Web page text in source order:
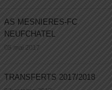
AS MESNIERES-FC
NEUFCHATEL
05 mai 2017
TRANSFERTS 2017/2018